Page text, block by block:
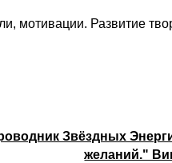
мотивации. Развитие
Звёздных
желаний."